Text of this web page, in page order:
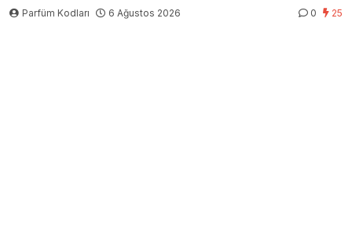
Parfüm Kodları 6 Ağustos 2026 0 25